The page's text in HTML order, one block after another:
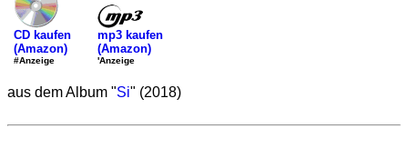
CD kaufen
(Amazon)
#Anzeige
mp3 kaufen
(Amazon)
'Anzeige
aus dem Album "Si" (2018)